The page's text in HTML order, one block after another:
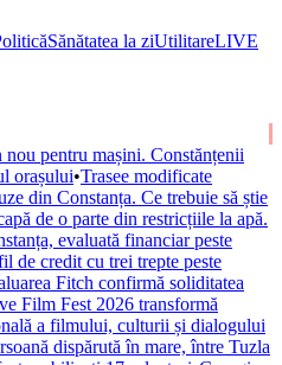
Sănătatea la ziUtilitareLIVE
pentru mașini. Constănțenii
orașului•Trasee modificate
din Constanța. Ce trebuie să știe
de o parte din restricțiile la apă.
evaluată financiar peste
de credit cu trei trepte peste
Fitch confirmă soliditatea
Film Fest 2026 transformă
a filmului, culturii și dialogului
dispărută în mare, între Tuzla